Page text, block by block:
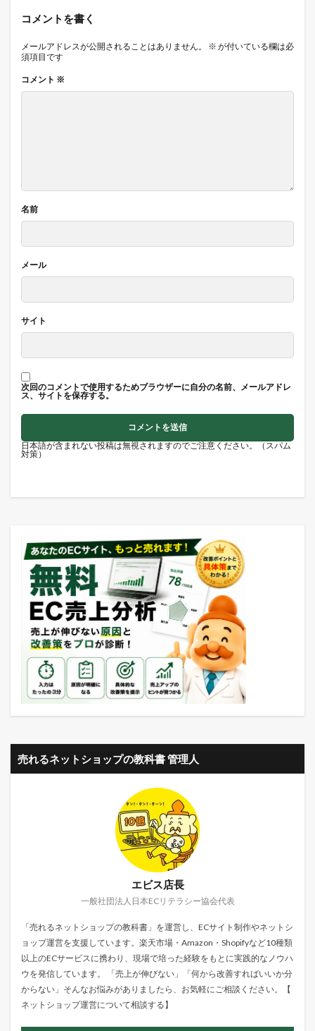
コメントを書く
メールアドレスが公開されることはありません。 ※ が付いている欄は必
須項目です
コメント ※
名前
メール
サイト
次回のコメントで使用するためブラウザーに自分の名前、メールアドレ
ス、サイトを保存する。
日本語が含まれない投稿は無視されますのでご注意ください。（スパム
対策）
売れるネットショップの教科書 管理人
エビス店長
一般社団法人日本ECリテラシー協会代表
「売れるネットショップの教科書」を運営し、ECサイト制作やネットシ
ョップ運営を支援しています。楽天市場・Amazon・Shopifyなど10種類
以上のECサービスに携わり、現場で培った経験をもとに実践的なノウハ
ウを発信しています。 「売上が伸びない」「何から改善すればいいか分
からない」そんなお悩みがありましたら、お気軽にご相談ください。【
ネットショップ運営について相談する】